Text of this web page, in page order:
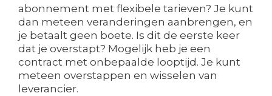
abonnement met flexibele tarieven? Je kunt
dan meteen veranderingen aanbrengen, en
je betaalt geen boete. Is dit de eerste keer
dat je overstapt? Mogelijk heb je een
contract met onbepaalde looptijd. Je kunt
meteen overstappen en wisselen van
leverancier.